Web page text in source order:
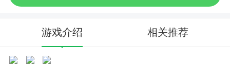
游戏介绍 相关推荐